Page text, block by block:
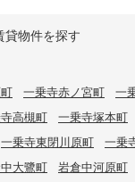
貸物件を探す
一乗寺赤ノ宮町 一
高槻町 一乗寺塚本町
一乗寺東閉川原町 一乗
大鷺町 岩倉中河原町